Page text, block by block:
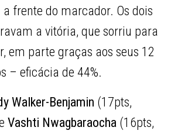
frente do marcador. Os dois
a vitória, que sorriu para
em parte graças aos seus 12
– eficácia de 44%.
Walker-Benjamin (17pts,
Vashti Nwagbaraocha (16pts,